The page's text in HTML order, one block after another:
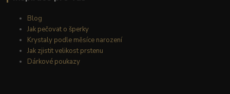
Blog
Jak pečovat o šperky
Krystaly podle měsíce narození
Jak zjistit velikost prstenu
Dárkové poukazy